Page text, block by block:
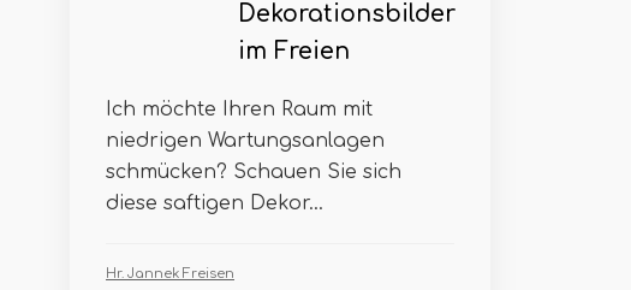
Dekorationsbilder
im Freien
Ich möchte Ihren Raum mit
niedrigen Wartungsanlagen
schmücken? Schauen Sie sich
diese saftigen Dekor...
Hr. Jannek Freisen